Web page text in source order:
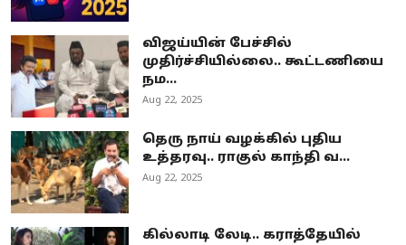
விஜய்யின் பேச்சில்
முதிர்ச்சியில்லை.. கூட்டணியை
நம...
Aug 22, 2025
தெரு நாய் வழக்கில் புதிய
உத்தரவு.. ராகுல் காந்தி வ...
Aug 22, 2025
கில்லாடி லேடி.. கராத்தேயில்